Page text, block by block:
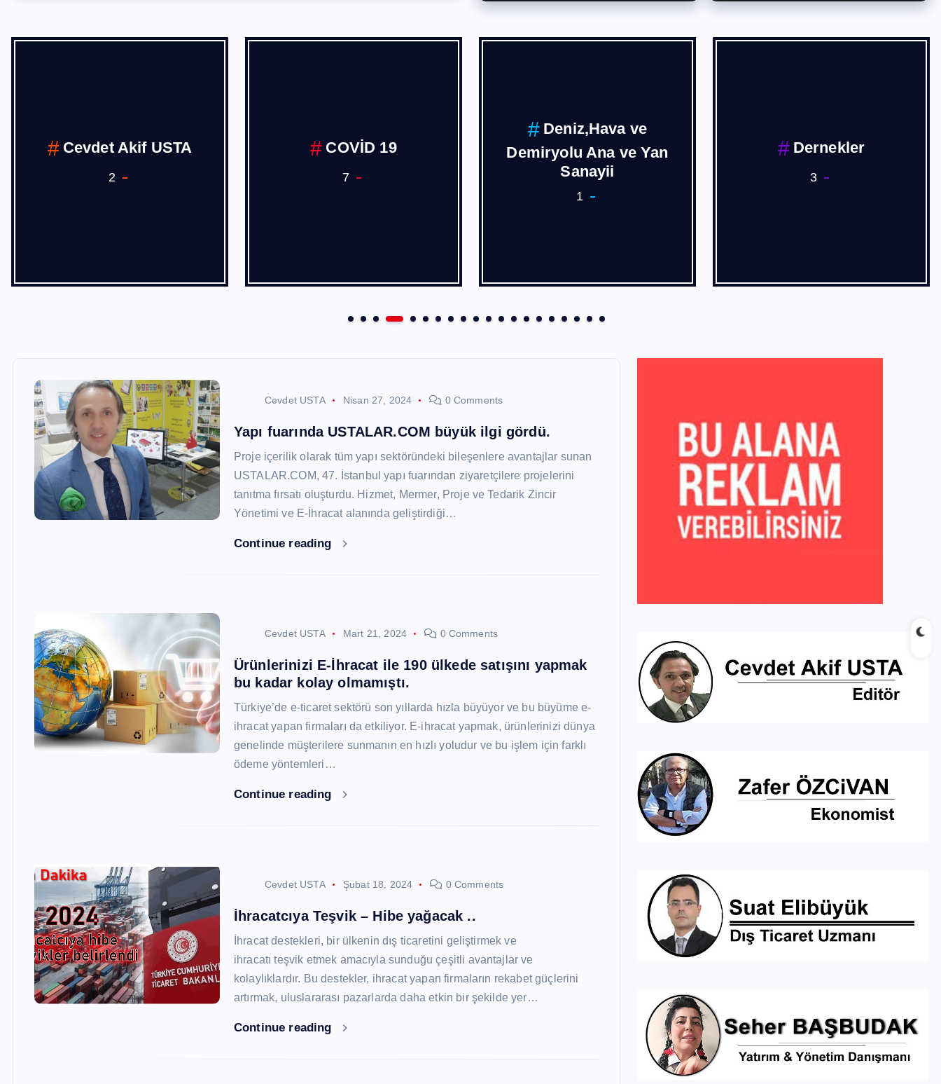
Cevdet Akif USTA
2
COVİD 19
7
Deniz,Hava ve
Demiryolu Ana ve Yan
Sanayii
1
Dernekler
3
Cevdet USTA Nisan 27, 2024 0 Comments
Yapı fuarında USTALAR.COM büyük ilgi gördü.
Proje içerilik olarak tüm yapı sektöründeki bileşenlere avantajlar sunan
USTALAR.COM, 47. İstanbul yapı fuarından ziyaretçilere projelerini
tanıtma fırsatı oluşturdu. Hizmet, Mermer, Proje ve Tedarik Zincir
Yönetimi ve E-İhracat alanında geliştirdiği…
Continue reading
Cevdet USTA Mart 21, 2024 0 Comments
Ürünlerinizi E-İhracat ile 190 ülkede satışını yapmak
bu kadar kolay olmamıştı.
Türkiye’de e-ticaret sektörü son yıllarda hızla büyüyor ve bu büyüme e-
ihracat yapan firmaları da etkiliyor. E-ihracat yapmak, ürünlerinizi dünya
genelinde müşterilere sunmanın en hızlı yoludur ve bu işlem için farklı
ödeme yöntemleri…
Continue reading
Cevdet USTA Şubat 18, 2024 0 Comments
İhracatcıya Teşvik – Hibe yağacak ..
İhracat destekleri, bir ülkenin dış ticaretini geliştirmek ve
ihracatı teşvik etmek amacıyla sunduğu çeşitli avantajlar ve
kolaylıklardır. Bu destekler, ihracat yapan firmaların rekabet güçlerini
artırmak, uluslararası pazarlarda daha etkin bir şekilde yer…
Continue reading